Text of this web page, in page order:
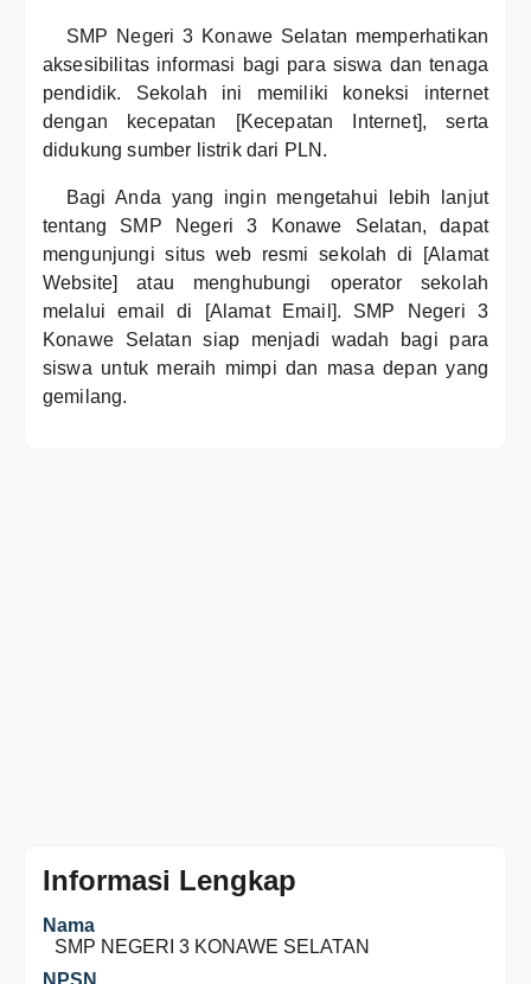
SMP Negeri 3 Konawe Selatan memperhatikan
aksesibilitas informasi bagi para siswa dan tenaga
pendidik. Sekolah ini memiliki koneksi internet
dengan kecepatan [Kecepatan Internet], serta
didukung sumber listrik dari PLN.
Bagi Anda yang ingin mengetahui lebih lanjut
tentang SMP Negeri 3 Konawe Selatan, dapat
mengunjungi situs web resmi sekolah di [Alamat
Website] atau menghubungi operator sekolah
melalui email di [Alamat Email]. SMP Negeri 3
Konawe Selatan siap menjadi wadah bagi para
siswa untuk meraih mimpi dan masa depan yang
gemilang.
Informasi Lengkap
Nama
SMP NEGERI 3 KONAWE SELATAN
NPSN